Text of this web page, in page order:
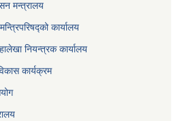
मन्त्रालय
कार्यालय
नियन्त्रक कार्यालय
कार्यक्रम